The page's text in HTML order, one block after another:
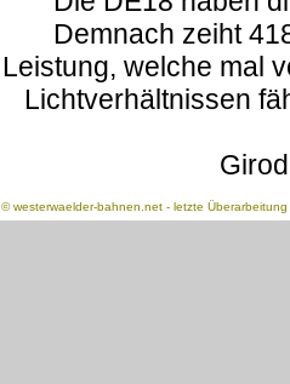
Demnach zeiht
Leistung, welche mal
Lichtverhältnissen
©westerwaelder-bahnen.net - letzte